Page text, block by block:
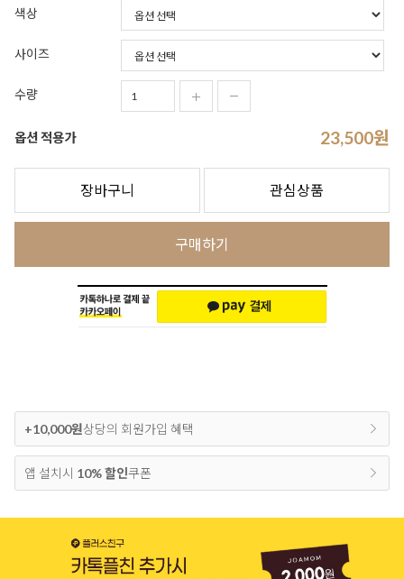
색상
사이즈
수량
옵션 적용가 23,500원
장바구니 관심상품
구매하기
+10,000원상당의 회원가입 혜택
앱 설치시 10% 할인쿠폰